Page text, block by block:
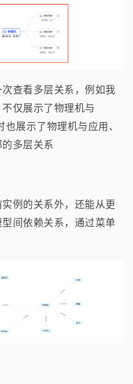
查看多层关系，例如我
仅展示了物理机与
展示了物理机与应用、
多层关系
例的关系外，还能从更
间依赖关系，通过菜单